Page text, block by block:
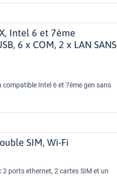
Intel 6 et 7ème
6 x COM, 2 x LAN SANS
Intel 6 et 7ème gen sans
SIM, Wi-Fi
ports ethernet, 2 cartes SIM et un